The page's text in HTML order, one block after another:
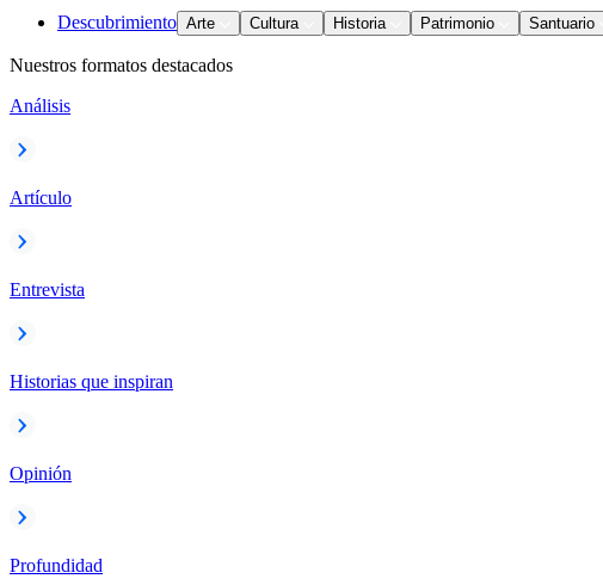
Descubrimiento Arte Cultura Historia Patrimonio Santuario
Nuestros formatos destacados
Análisis
Artículo
Entrevista
Historias que inspiran
Opinión
Profundidad